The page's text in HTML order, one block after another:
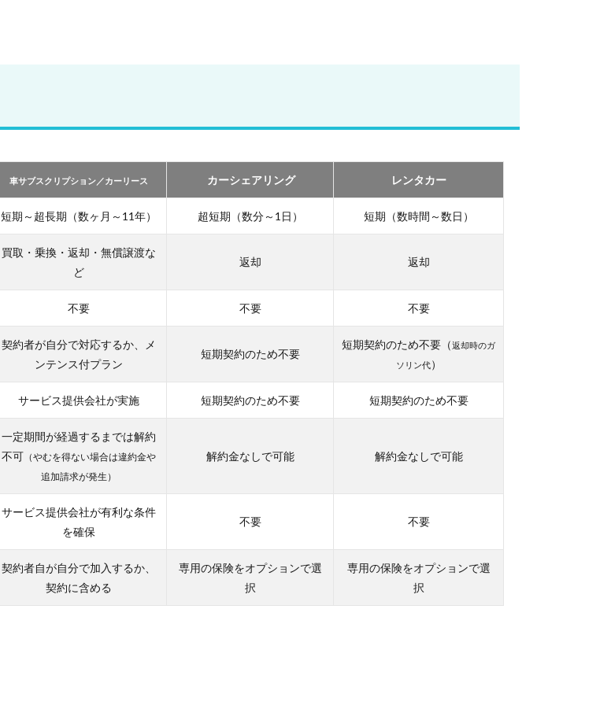
車サブスクリプション／カーリース カーシェアリング レンタカー
短期～超長期（数ヶ月～11年） 超短期（数分～1日） 短期（数時間～数日）
買取・乗換・返却・無償譲渡な
ど
返却 返却
不要 不要 不要
契約者が自分で対応するか、メ
ンテンス付プラン
短期契約のため不要
短期契約のため不要（返却時のガ
ソリン代）
サービス提供会社が実施 短期契約のため不要 短期契約のため不要
一定期間が経過するまでは解約
不可（やむを得ない場合は違約金や
追加請求が発生）
解約金なしで可能 解約金なしで可能
サービス提供会社が有利な条件
を確保
不要 不要
契約者自が自分で加入するか、
契約に含める
専用の保険をオプションで選
択
専用の保険をオプションで選
択